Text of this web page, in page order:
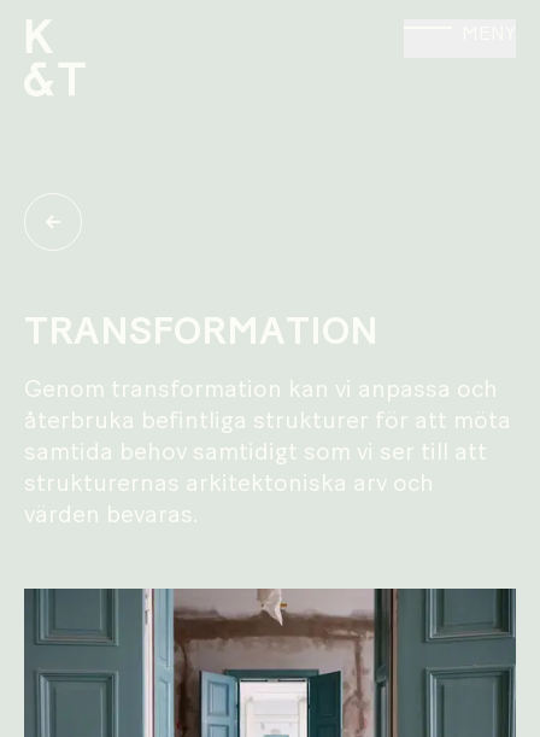
TRANSFORMATION
Genom transformation kan vi anpassa och
återbruka befintliga strukturer för att möta
samtida behov samtidigt som vi ser till att
strukturernas arkitektoniska arv och
värden bevaras.